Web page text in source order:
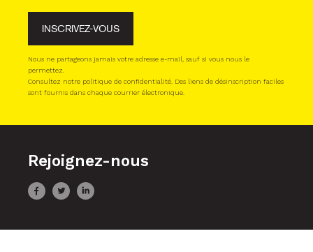
INSCRIVEZ-VOUS
Nous ne partageons jamais votre adresse e-mail, sauf si vous nous le
permettez.
Consultez notre politique de confidentialité. Des liens de désinscription faciles
sont fournis dans chaque courrier électronique.
Rejoignez-nous